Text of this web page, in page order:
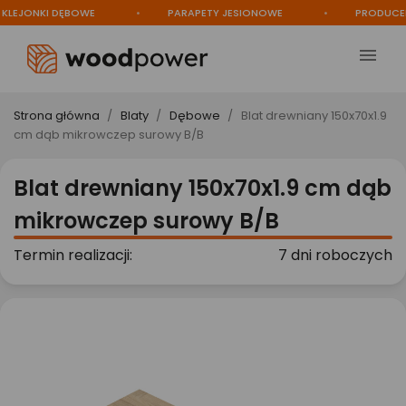
DĘBOWE PARAPETY JESIONOWE PRODUCENT

Strona główna Blaty Dębowe
Blat drewniany 150x70x1.9
cm dąb mikrowczep surowy B/B
Blat drewniany 150x70x1.9 cm dąb
mikrowczep surowy B/B
Termin realizacji: 7 dni roboczych